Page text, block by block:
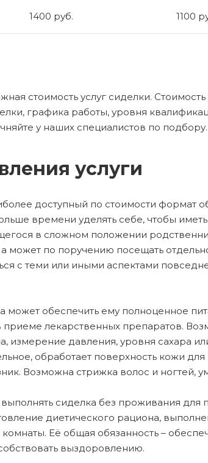
1400 руб. 1100
стоимость услуг сиделки. Стоимость
графика работы, уровня
у наших специалистов по подбору.
услуги
доступный по стоимости формат
времени уделять себе, чтобы
в сложном положении
может по поручению посещать
с теми или иными аспектами
может обеспечить ему полноценное
приеме лекарственных препаратов.
измерение давления, уровня сахара
обработает поверхность кожи
Возможна стрижка волос и ногтей,
сиделка без проживания для
диетического рациона,
Её общая обязанность –
выздоровлению.